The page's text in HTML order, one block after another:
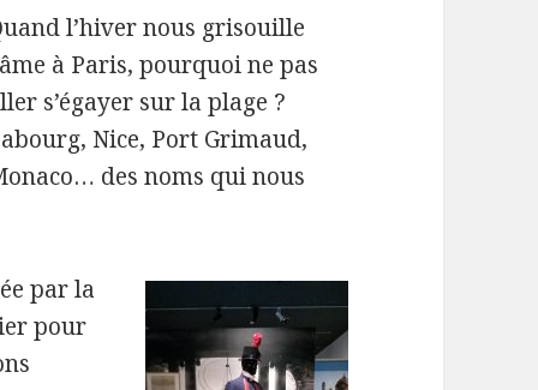
l’hiver nous grisouille
à Paris, pourquoi ne pas
s’égayer sur la plage ?
Nice, Port Grimaud,
des noms qui nous
par la
pour